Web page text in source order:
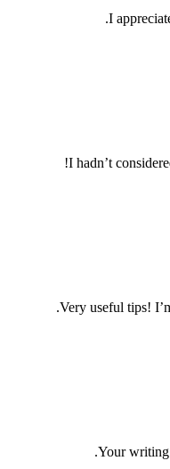
I
I hadn’t
Very useful tips!
Your writing